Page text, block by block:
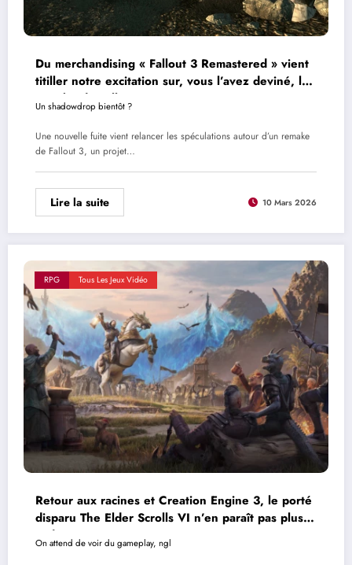
Du merchandising « Fallout 3 Remastered » vient
titiller notre excitation sur, vous l’avez deviné, le
remake de Fallout 3
Un shadowdrop bientôt ?
Une nouvelle fuite vient relancer les spéculations autour d’un remake
de Fallout 3, un projet…
Lire la suite 10 Mars 2026
RPG Tous Les Jeux Vidéo
Retour aux racines et Creation Engine 3, le porté
disparu The Elder Scrolls VI n’en paraît pas plus
séduisant
On attend de voir du gameplay, ngl